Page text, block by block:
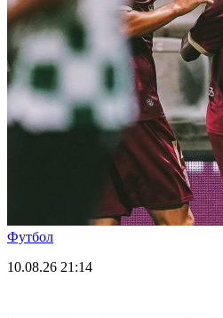
Футбол
10.08.26 21:14